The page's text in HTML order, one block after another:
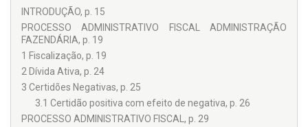
INTRODUÇÃO, p. 15
PROCESSO ADMINISTRATIVO FISCAL ADMINISTRAÇÃO
FAZENDÁRIA, p. 19
1 Fiscalização, p. 19
2 Dívida Ativa, p. 24
3 Certidões Negativas, p. 25
3.1 Certidão positiva com efeito de negativa, p. 26
PROCESSO ADMINISTRATIVO FISCAL, p. 29